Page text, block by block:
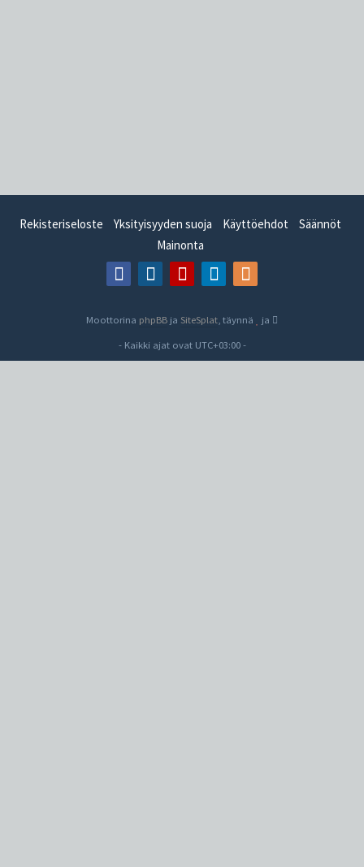
Rekisteriseloste Yksityisyyden suoja Käyttöehdot
Säännöt
Mainonta
Moottorina phpBB ja SiteSplat , täynnä
ja
- Kaikki ajat ovat UTC+03:00-